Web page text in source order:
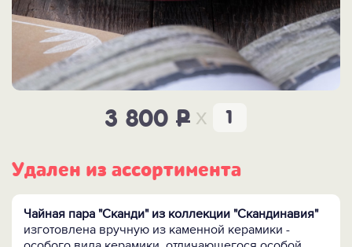
3 800 P x
Удален из ассортимента
Чайная пара "Сканди" из коллекции "Скандинавия"
изготовлена вручную из каменной керамики -